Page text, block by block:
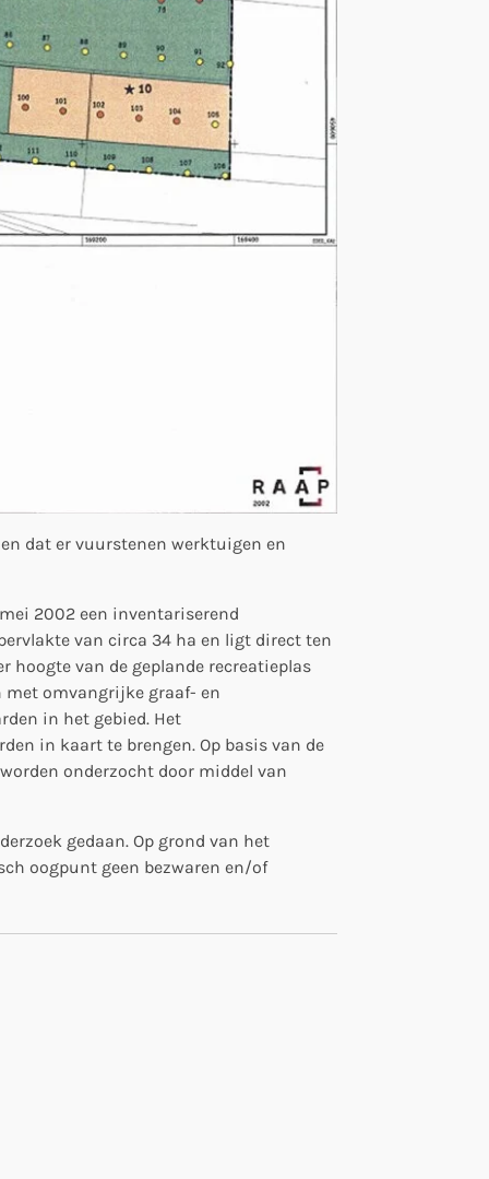
dat er vuurstenen werktuigen en
2002 een inventariserend
van circa 34 ha en ligt direct ten
hoogte van de geplande recreatieplas
met omvangrijke graaf- en
in het gebied. Het
in kaart te brengen. Op basis van de
onderzocht door middel van
gedaan. Op grond van het
oogpunt geen bezwaren en/of